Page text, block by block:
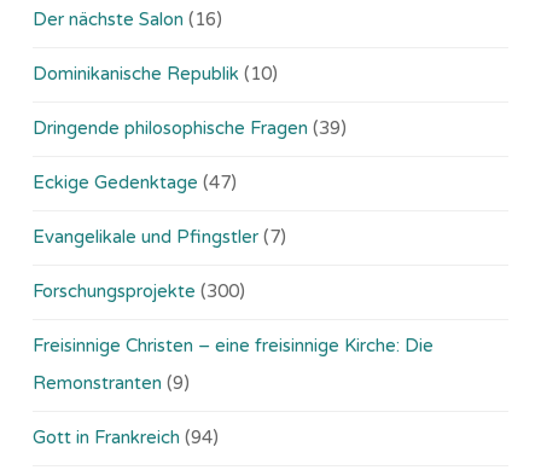
Der nächste Salon (16)
Dominikanische Republik (10)
Dringende philosophische Fragen (39)
Eckige Gedenktage (47)
Evangelikale und Pfingstler (7)
Forschungsprojekte (300)
Freisinnige Christen – eine freisinnige Kirche: Die
Remonstranten (9)
Gott in Frankreich (94)